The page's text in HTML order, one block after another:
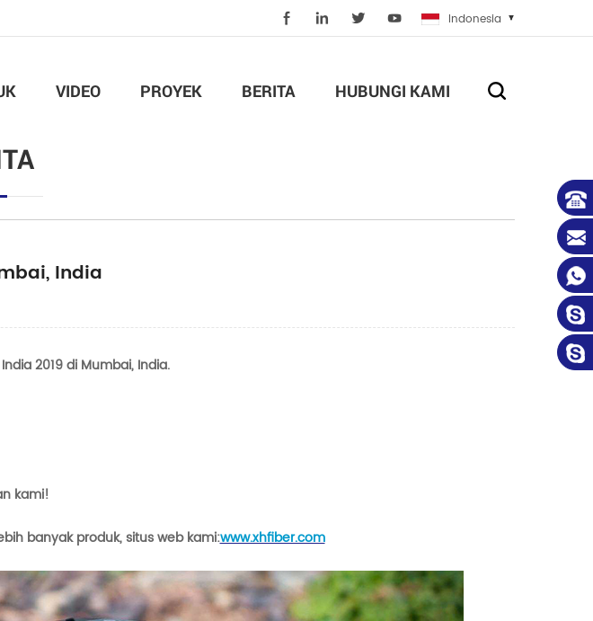
Indonesia
VIDEO PROYEK BERITA HUBUNGI KAMI
India
2019 di Mumbai, India.
kami!
banyak produk, situs web kami:www.xhfiber.com